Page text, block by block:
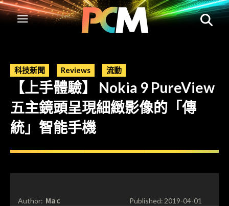
科技新聞 Reviews 流動
【上手體驗】 Nokia 9 PureView
五主鏡頭呈現細緻影像的「傳
統」智能手機
Author: Mac Published:2019-04-01